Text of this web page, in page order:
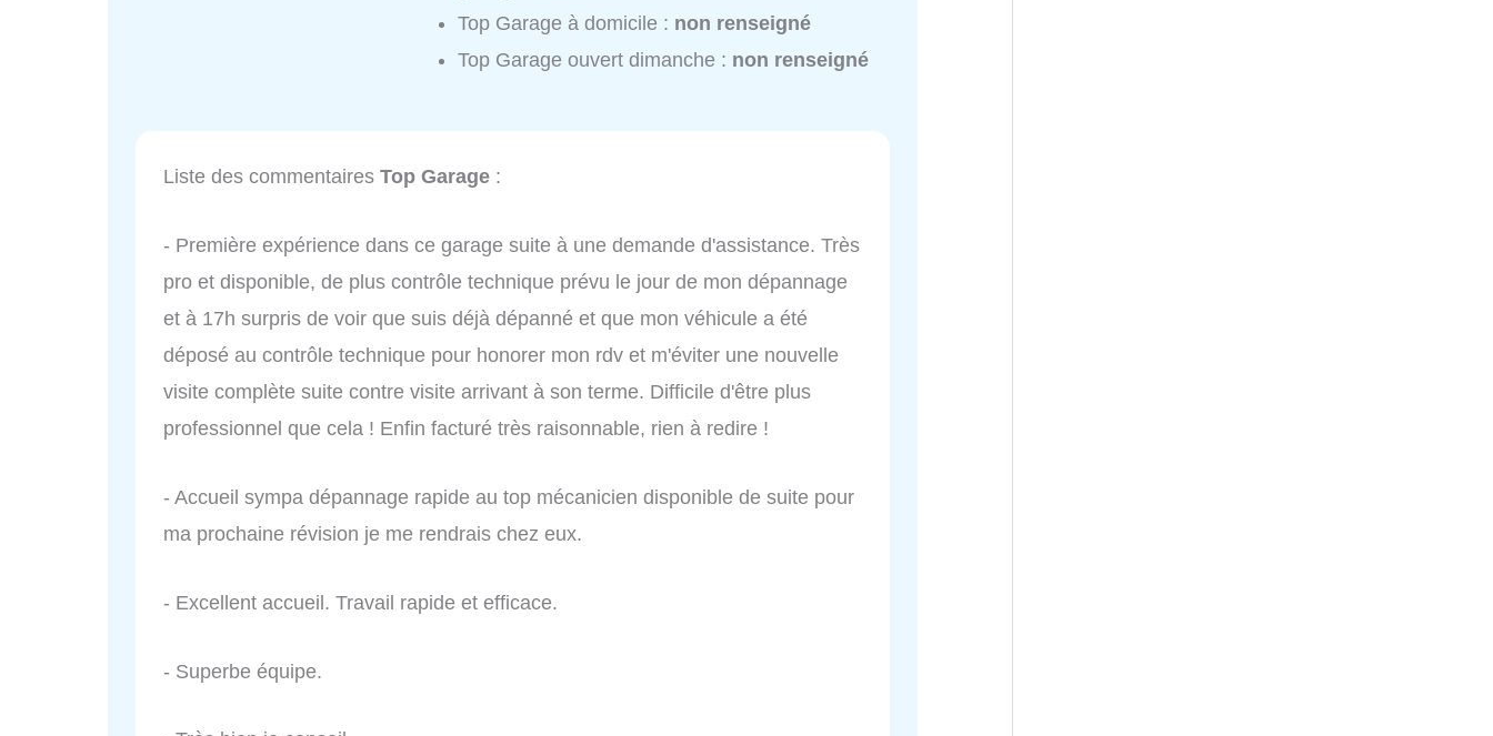
Top Garage à domicile : non renseigné
Top Garage ouvert dimanche : non renseigné
Liste des commentaires Top Garage :
- Première expérience dans ce garage suite à une demande d'assistance. Très
pro et disponible, de plus contrôle technique prévu le jour de mon dépannage
et à 17h surpris de voir que suis déjà dépanné et que mon véhicule a été
déposé au contrôle technique pour honorer mon rdv et m'éviter une nouvelle
visite complète suite contre visite arrivant à son terme. Difficile d'être plus
professionnel que cela ! Enfin facturé très raisonnable, rien à redire !
- Accueil sympa dépannage rapide au top mécanicien disponible de suite pour
ma prochaine révision je me rendrais chez eux.
- Excellent accueil. Travail rapide et efficace.
- Superbe équipe.